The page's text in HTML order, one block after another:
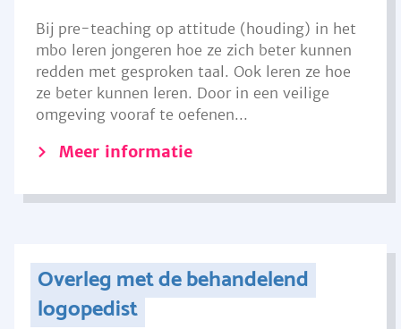
Bij pre-teaching op attitude (houding) in het
mbo leren jongeren hoe ze zich beter kunnen
redden met gesproken taal. Ook leren ze hoe
ze beter kunnen leren. Door in een veilige
omgeving vooraf te oefenen...
Meer informatie
Overleg met de behandelend
logopedist